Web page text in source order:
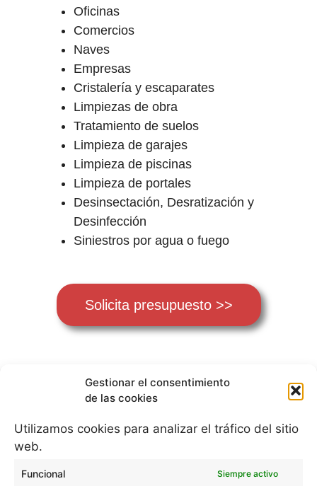
Gestionar el consentimiento
de las cookies
Utilizamos cookies para analizar el tráfico del sitio
web.
Funcional Siempre activo
Oficinas
Comercios
Naves
Empresas
Cristalería y escaparates
Limpiezas de obra
Tratamiento de suelos
Limpieza de garajes
Limpieza de piscinas
Limpieza de portales
Desinsectación, Desratización y
Desinfección
Siniestros por agua o fuego
Solicita presupuesto >>
Blog de limpieza a domicilio
Política de cookies (UE)